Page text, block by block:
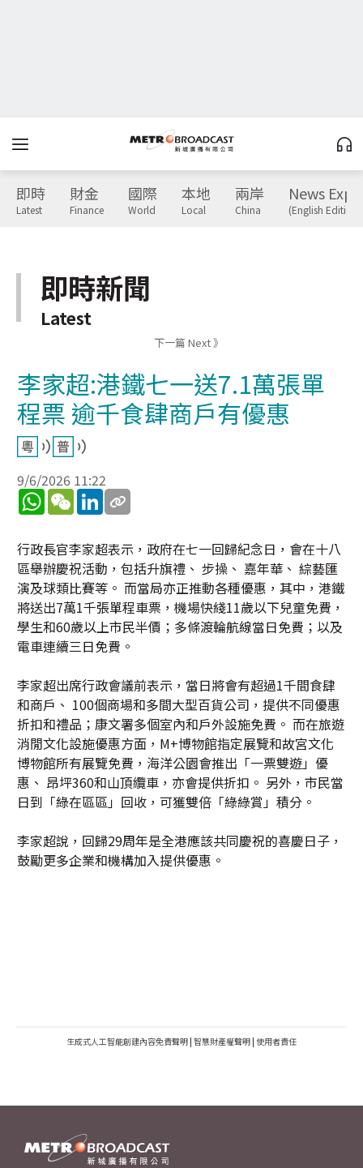
即時
Latest
財金
Finance
國際
World
本地
Local
兩岸
China
News
(English Edition)
即時新聞
Latest
下一篇 Next 》
李家超:港鐵七一送7.1萬張單
程票 逾千食肆商戶有優惠
9/6/2026 11:22
WhatsApp
WeChatLinkedIn
行政長官李家超表示，政府在七一回歸紀念日，會在十八
區舉辦慶祝活動，包括升旗禮、 步操、 嘉年華、 綜藝匯
演及球類比賽等。 而當局亦正推動各種優惠，其中，港鐵
將送出7萬1千張單程車票，機場快綫11歲以下兒童免費，
學生和60歲以上市民半價；多條渡輪航線當日免費；以及
電車連續三日免費。
李家超出席行政會議前表示，當日將會有超過1千間食肆
和商戶、 100個商場和多間大型百貨公司，提供不同優惠
折扣和禮品；康文署多個室內和戶外設施免費。 而在旅遊
消閒文化設施優惠方面，M+博物館指定展覽和故宮文化
博物館所有展覽免費，海洋公園會推出「一票雙遊」優
惠、 昂坪360和山頂纜車，亦會提供折扣。 另外，市民當
日到「綠在區區」回收，可獲雙倍「綠綠賞」積分。
李家超說，回歸29周年是全港應該共同慶祝的喜慶日子，
鼓勵更多企業和機構加入提供優惠。
生成式人工智能創建內容免責聲明 | 智慧財產權聲明 | 使用者責任